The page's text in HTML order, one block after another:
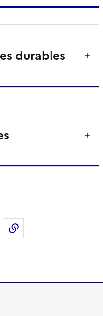
durables
sur LinkedIn
Partager par email